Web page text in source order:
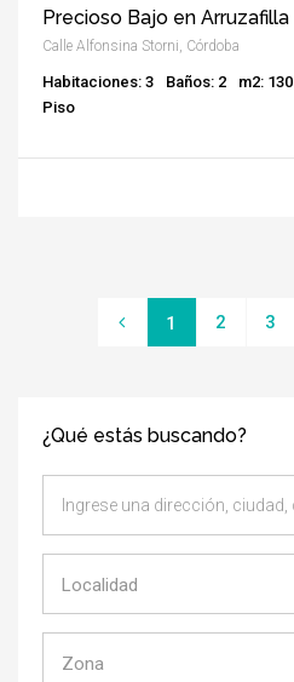
Precioso Bajo en Arruzafilla
Calle Alfonsina Storni, Córdoba
Habitaciones: 3 Baños: 2
m2: 130
Piso
1 2 3
¿Qué estás buscando?
Localidad
Zona